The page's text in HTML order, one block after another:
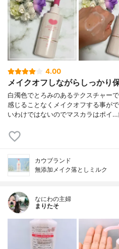
4.00
メイクオフしながらしっかり
白濁色でとろみのあるテクスチャー
感じることなくメイクオフする事が
いわけではないのでマスカラはポイ…
カウブランド
無添加メイク落としミルク
なにわの主婦
まりたそ